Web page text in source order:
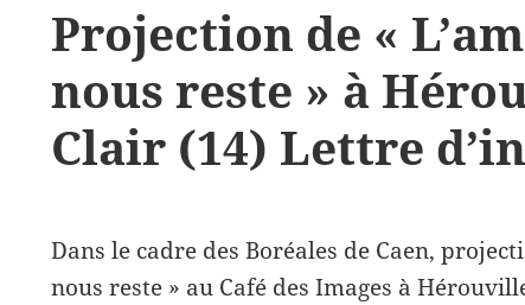
Projection de «
nous reste » à
Clair (14) Lettre
Dans le cadre des Boréales de Caen,
nous reste » au Café des Images à